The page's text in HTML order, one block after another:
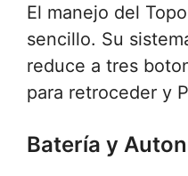
El manejo del
sencillo. Su
reduce a tres
para retroceder y
Batería y